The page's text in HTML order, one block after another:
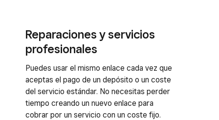
Reparaciones y servicios
profesionales
Puedes usar el mismo enlace cada vez que
aceptas el pago de un depósito o un coste
del servicio estándar. No necesitas perder
tiempo creando un nuevo enlace para
cobrar por un servicio con un coste fijo.